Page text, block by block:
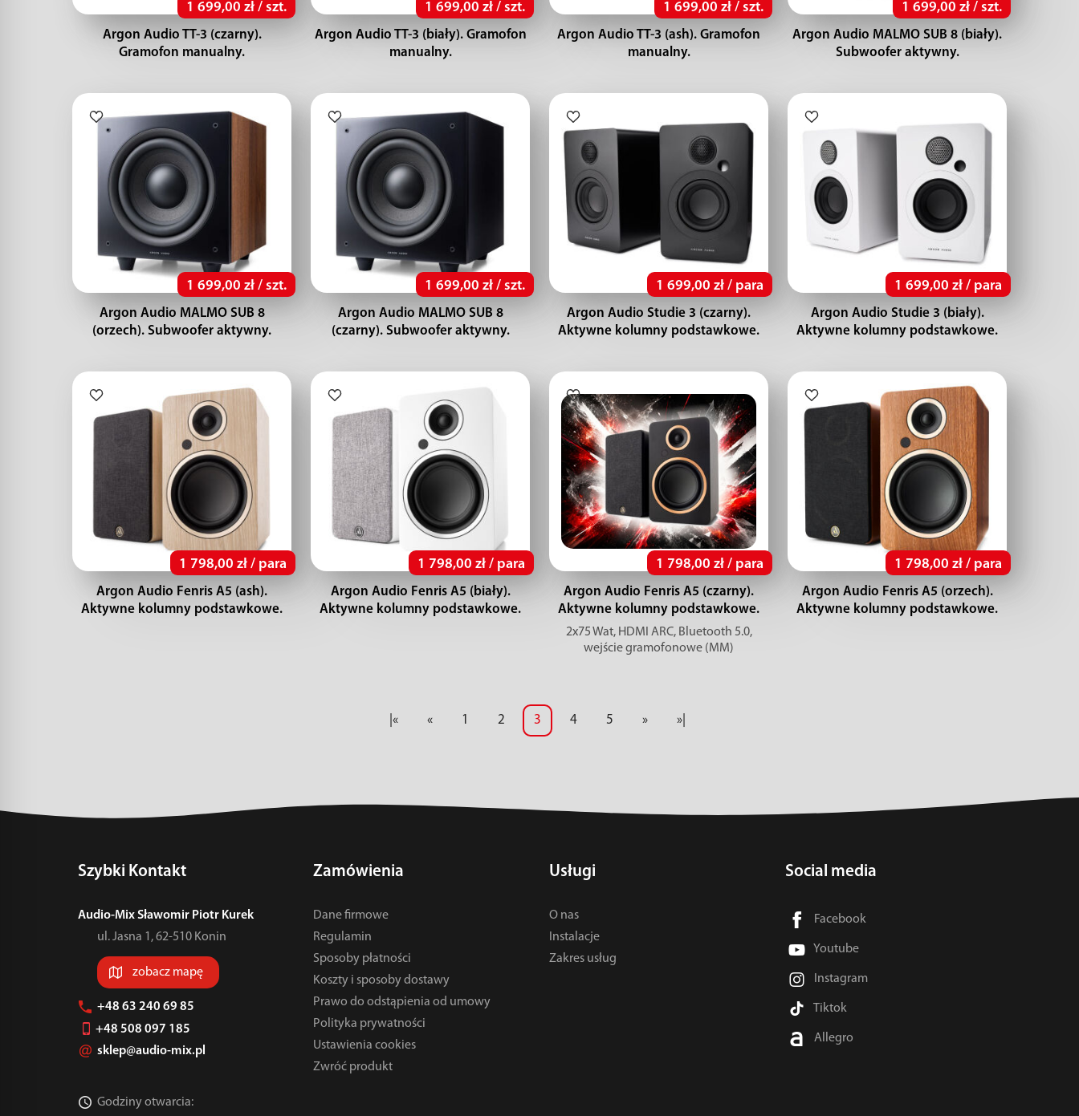
1 699,00 zł / szt.
Argon Audio TT-3 (czarny).
Gramofon manualny.
1 699,00 zł / szt.
Argon Audio TT-3 (biały). Gramofon
manualny.
1 699,00 zł / szt.
Argon Audio TT-3 (ash). Gramofon
manualny.
1 699,00 zł / szt.
Argon Audio MALMO SUB 8 (biały).
Subwoofer aktywny.
1 699,00 zł / szt.
Argon Audio MALMO SUB 8
(orzech). Subwoofer aktywny.
1 699,00 zł / szt.
Argon Audio MALMO SUB 8
(czarny). Subwoofer aktywny.
1 699,00 zł / para
Argon Audio Studie 3 (czarny).
Aktywne kolumny podstawkowe.
1 699,00 zł / para
Argon Audio Studie 3 (biały).
Aktywne kolumny podstawkowe.
1 798,00 zł / para
Argon Audio Fenris A5 (ash).
Aktywne kolumny podstawkowe.
1 798,00 zł / para
Argon Audio Fenris A5 (biały).
Aktywne kolumny podstawkowe.
1 798,00 zł / para
Argon Audio Fenris A5 (czarny).
Aktywne kolumny podstawkowe.
2x75 Wat, HDMI ARC, Bluetooth 5.0,
wejście gramofonowe (MM)
1 798,00 zł / para
Argon Audio Fenris A5 (orzech).
Aktywne kolumny podstawkowe.
|« « 1 2 3 4 5 » »|
Szybki Kontakt
Audio-Mix Sławomir Piotr Kurek
ul. Jasna 1, 62-510 Konin
zobacz mapę
+48 63 240 69 85
+48 508 097 185
sklep@audio-mix.pl
Godziny otwarcia:
Zamówienia
Dane firmowe
Regulamin
Sposoby płatności
Koszty i sposoby dostawy
Prawo do odstąpienia od umowy
Polityka prywatności
Ustawienia cookies
Zwróć produkt
Usługi
O nas
Instalacje
Zakres usług
Social media
Facebook
Youtube
Instagram
Tiktok
Allegro